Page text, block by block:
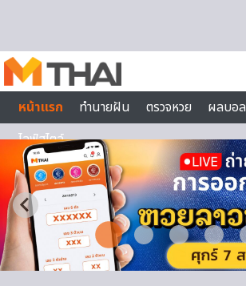
หน้าแรก
ทำนายฝัน ตรวจหวย ผลบอล
ไลฟ์สไตล์